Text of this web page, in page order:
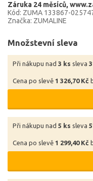
Záruka 24 měsíců
Kód: ZUMA 133867-
Značka: ZUMALINE
Množstevní sleva
Při nákupu nad 3 ks sleva
Cena po slevě 1 326,70 Kč
Při nákupu nad 5 ks sleva
Cena po slevě 1 299,40 Kč